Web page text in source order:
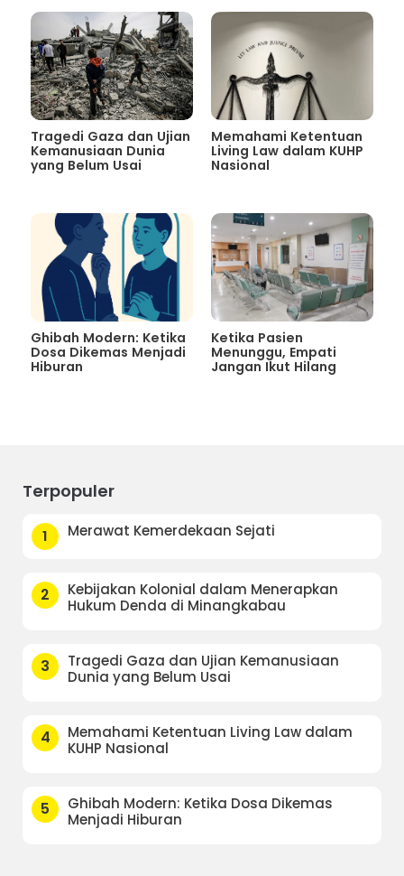
Tragedi Gaza dan Ujian
Kemanusiaan Dunia
yang Belum Usai
Memahami Ketentuan
Living Law dalam KUHP
Nasional
Ghibah Modern: Ketika
Dosa Dikemas Menjadi
Hiburan
Ketika Pasien
Menunggu, Empati
Jangan Ikut Hilang
Terpopuler
1 Merawat Kemerdekaan Sejati
2
Kebijakan Kolonial dalam Menerapkan
Hukum Denda di Minangkabau
3
Tragedi Gaza dan Ujian Kemanusiaan
Dunia yang Belum Usai
4
Memahami Ketentuan Living Law dalam
KUHP Nasional
5
Ghibah Modern: Ketika Dosa Dikemas
Menjadi Hiburan